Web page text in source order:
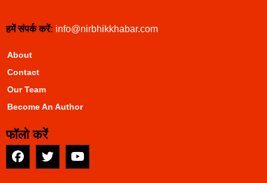
हमें संपर्क करें: info@nirbhikkhabar.com
About
Contact
Our Team
Become An Author
फॉलो करें